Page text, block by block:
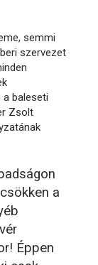
semmi
szervezet
a baleseti
Zsolt
a
Éppen